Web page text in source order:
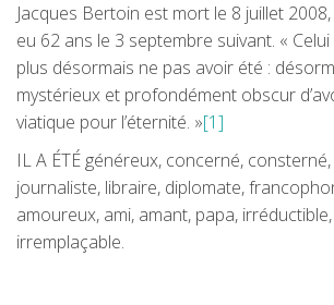
Jacques Bertoin est mort le 8 juillet
eu 62 ans le 3 septembre suivant. «
plus désormais ne pas avoir été :
mystérieux et profondément obscur
viatique pour l’éternité. »[1]
IL A ÉTÉ généreux, concerné,
journaliste, libraire, diplomate,
amoureux, ami, amant, papa,
irremplaçable.